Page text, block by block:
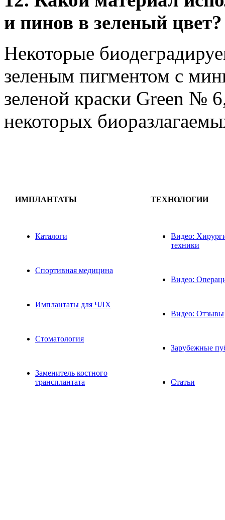
и пинов в зеленый цвет?
Некоторые
зеленым пигментом с
зеленой краски Green №
некоторых
ИМПЛАНТАТЫ
Каталоги
Спортивная медицина
Имплантаты для ЧЛХ
Стоматология
Заменитель костного
трансплантата
ТЕХНОЛОГИИ
Видео:
техники
Видео:
Видео: Отзывы
Зарубежные
Статьи